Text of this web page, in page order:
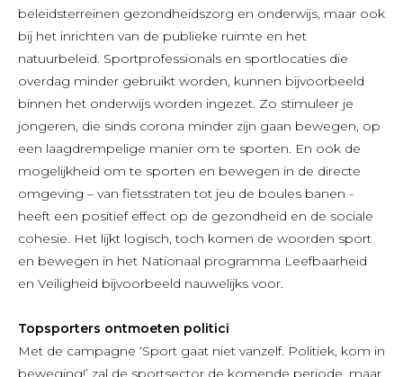
beleidsterreinen gezondheidszorg en onderwijs, maar ook
bij het inrichten van de publieke ruimte en het
natuurbeleid. Sportprofessionals en sportlocaties die
overdag minder gebruikt worden, kunnen bijvoorbeeld
binnen het onderwijs worden ingezet. Zo stimuleer je
jongeren, die sinds corona minder zijn gaan bewegen, op
een laagdrempelige manier om te sporten. En ook de
mogelijkheid om te sporten en bewegen in de directe
omgeving – van fietsstraten tot jeu de boules banen -
heeft een positief effect op de gezondheid en de sociale
cohesie. Het lijkt logisch, toch komen de woorden sport
en bewegen in het Nationaal programma Leefbaarheid
en Veiligheid bijvoorbeeld nauwelijks voor.
Topsporters ontmoeten politici
Met de campagne ‘Sport gaat niet vanzelf. Politiek, kom in
beweging!’ zal de sportsector de komende periode, maar